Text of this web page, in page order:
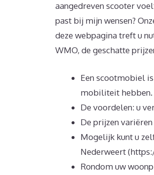
aangedreven scooter
past bij mijn wensen?
deze webpagina treft u
WMO, de geschatte
Een scootmobiel
mobiliteit hebben.
De voordelen: u
De prijzen
Mogelijk kunt u
Nederweert
Rondom uw